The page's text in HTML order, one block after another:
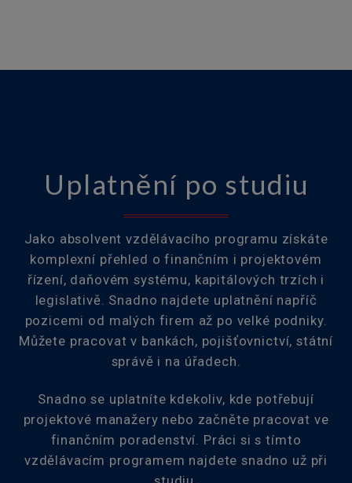
Uplatnění po studiu
Jako absolvent vzdělávacího programu získáte
komplexní přehled o finančním i projektovém
řízení, daňovém systému, kapitálových trzích i
legislativě. Snadno najdete uplatnění napříč
pozicemi od malých firem až po velké podniky.
Můžete pracovat v bankách, pojišťovnictví, státní
správě i na úřadech.
Snadno se uplatníte kdekoliv, kde potřebují
projektové manažery nebo začněte pracovat ve
finančním poradenství. Práci si s tímto
vzdělávacím programem najdete snadno už při